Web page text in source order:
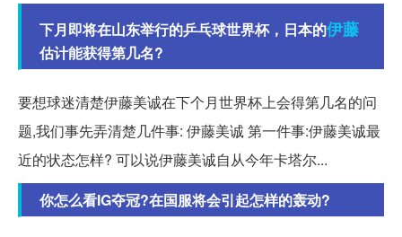
下月即将在山东举行的乒乓球世界杯，日本的伊藤
估计能获得第几名?
要想球迷清楚伊藤美诚在下个月世界杯上会得第几名的问
题,我们事先弄清楚几件事: 伊藤美诚 第一件事:伊藤美诚最
近的状态怎样? 可以说伊藤美诚自从今年卡塔尔...
你怎么看IG夺冠?在国服将会引起怎样的轰动?